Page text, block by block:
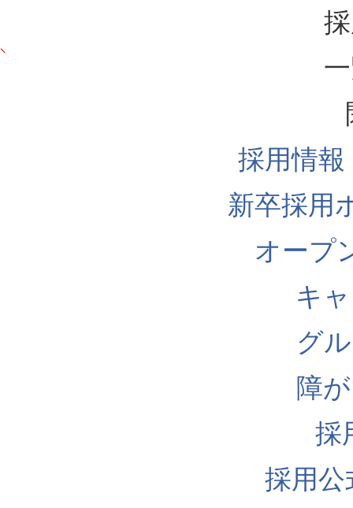
採用情
新卒採用
オープ
キ
グ
障
採
採用公